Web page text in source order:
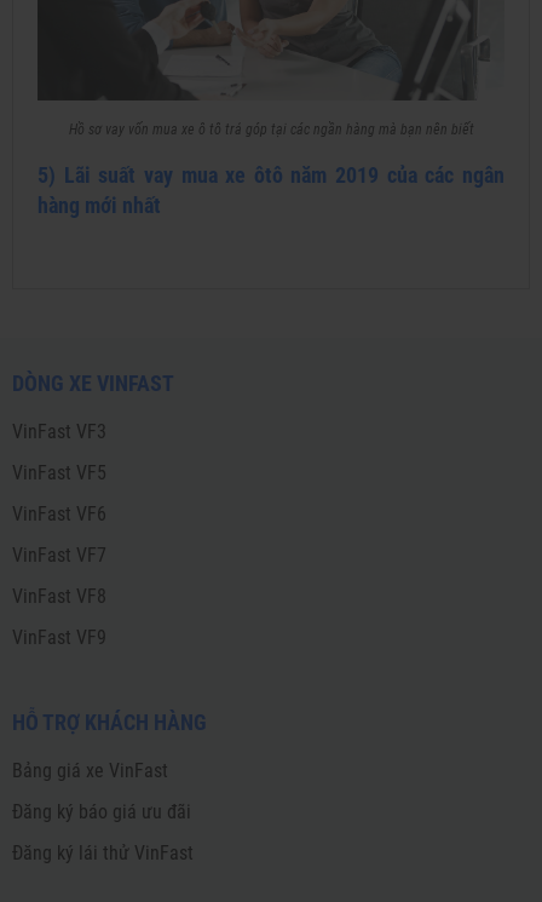
Hồ sơ vay vốn mua xe ô tô trả góp tại các ngần hàng mà bạn nên biết
5) Lãi suất vay mua xe ôtô năm 2019 của các ngân
hàng mới nhất
DÒNG XE VINFAST
VinFast VF3
VinFast VF5
VinFast VF6
VinFast VF7
VinFast VF8
VinFast VF9
HỖ TRỢ KHÁCH HÀNG
Bảng giá xe VinFast
Đăng ký báo giá ưu đãi
Đăng ký lái thử VinFast